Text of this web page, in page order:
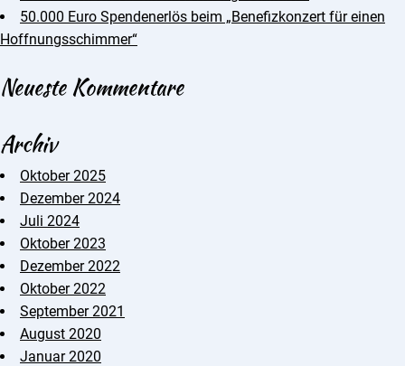
50.000 Euro Spendenerlös beim „Benefizkonzert für einen
Hoffnungsschimmer“
Neueste Kommentare
Archiv
Oktober 2025
Dezember 2024
Juli 2024
Oktober 2023
Dezember 2022
Oktober 2022
September 2021
August 2020
Januar 2020